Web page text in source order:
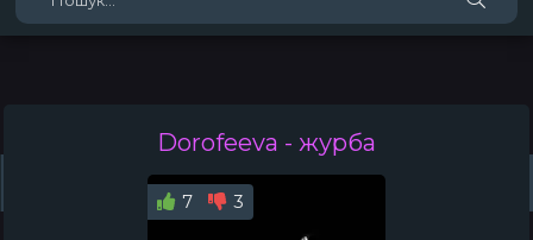
Топ 100
Dorofeeva - журба
7 3